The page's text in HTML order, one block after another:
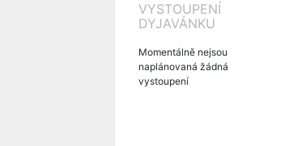
VYSTOUPENÍ
DYJAVÁNKU
Momentálně nejsou
naplánovaná žádná
vystoupení